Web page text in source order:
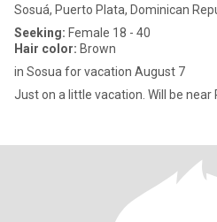
Sosuá, Puerto Plata, Dominican
Seeking: Female 18 - 40
Hair color: Brown
in Sosua for vacation August 7
Just on a little